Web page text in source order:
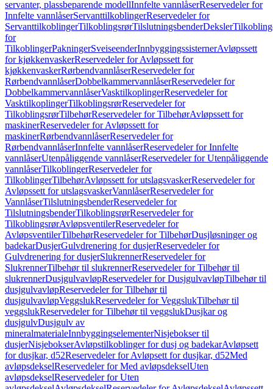
servanter, plassbeparende modellInnfelte vannlåserReservedeler for
Innfelte vannlåserServanttilkoblingerReservedeler for
ServanttilkoblingerTilkoblingsrørTilslutningsbenderDeksler
for
TilkoblingerPakningerSveiseenderInnbyggingssisternerAvløpssett
for kjøkkenvaskerReservedeler for Avløpssett for
kjøkkenvaskerRørbendvannlåserReservedeler for
RørbendvannlåserDobbelkammervannlåserReservedeler for
DobbelkammervannlåserVasktilkoplingerReservedeler for
VasktilkoplingerTilkoblingsrørReservedeler for
TilkoblingsrørTilbehørReservedeler for TilbehørAvløpssett for
maskinerReservedeler for Avløpssett for
maskinerRørbendvannlåserReservedeler for
RørbendvannlåserInnfelte vannlåserReservedeler for Innfelte
vannlåserUtenpåliggende vannlåserReservedeler for Utenpåliggende
vannlåserTilkoblingerReservedeler for
TilkoblingerTilbehørAvløpssett for utslagsvaskerReservedeler for
Avløpssett for utslagsvaskerVannlåserReservedeler for
VannlåserTilslutningsbenderReservedeler for
TilslutningsbenderTilkoblingsrørReservedeler for
TilkoblingsrørAvløpsventilerReservedeler for
AvløpsventilerTilbehørReservedeler for TilbehørDusjløsninger og
badekarDusjerGulvdrenering for dusjerReservedeler for
Gulvdrenering for dusjerSlukrennerReservedeler for
SlukrennerTilbehør til slukrennerReservedeler for Tilbehør til
slukrennerDusjgulvavløpReservedeler for DusjgulvavløpTilbehør til
dusjgulvavløpReservedeler for Tilbehør til
dusjgulvavløpVeggslukReservedeler for VeggslukTilbehør til
veggslukReservedeler for Tilbehør til veggslukDusjkar og
dusjgulvDusjgulv av
mineralmaterialeInnbyggingselementerNisjebokser til
dusjerNisjebokserAvløpstilkoblinger for dusj og badekarAvløpsett
for dusjkar, d52Reservedeler for Avløpsett for dusjkar, d52Med
avløpsdekselReservedeler for Med avløpsdekselUten
avløpsdekselReservedeler for Uten